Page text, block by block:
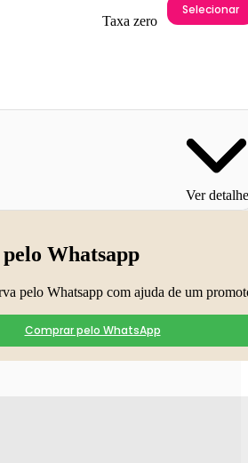
Taxa zero
Selecionar
Ver
Whatsapp
pelo Whatsapp com ajuda de um
Comprar pelo WhatsApp